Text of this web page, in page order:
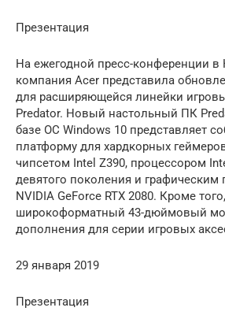
Презентация
На ежегодной пресс-конференции
компания Acer представила
для расширяющейся линейки
Predator. Новый настольный ПК
базе ОС Windows 10 представляет
платформу для хардкорных
чипсетом Intel Z390, процессором
девятого поколения и графическим
NVIDIA GeForce RTX 2080. Кроме
широкоформатный 43-дюймовый
дополнения для серии игровых
29 января 2019
Презентация